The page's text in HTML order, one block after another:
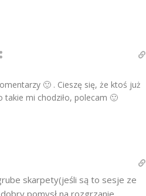
🙂 . Cieszę się, że ktoś już
takie mi chodziło, polecam 🙂
skarpety(jeśli są to sesje ze
pomysł na rozgrzanie